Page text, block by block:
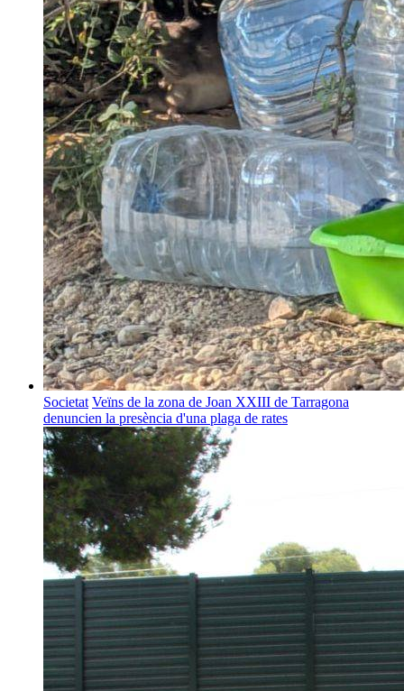
Societat Veïns de la zona de Joan XXIII de Tarragona
denuncien la presència d'una plaga de rates